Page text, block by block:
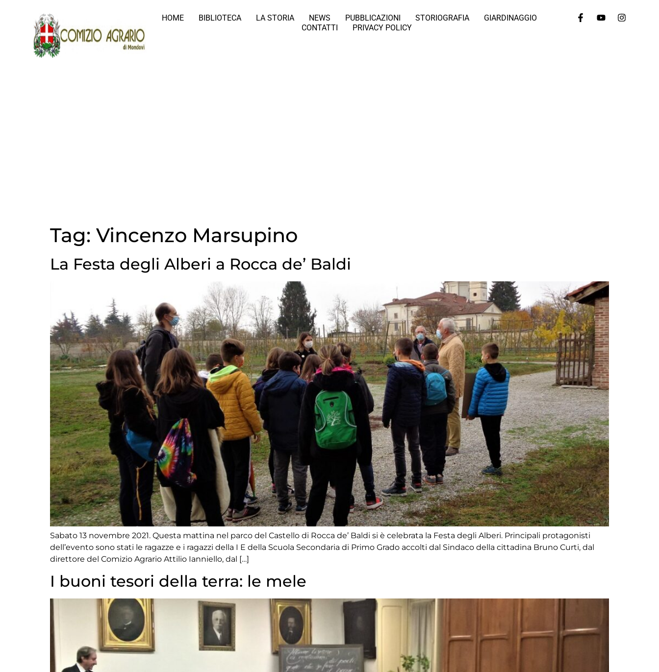
HOME BIBLIOTECA LA STORIA NEWS PUBBLICAZIONI STORIOGRAFIA
GIARDINAGGIO
CONTATTI
PRIVACY POLICY
Tag: Vincenzo Marsupino
La Festa degli Alberi a Rocca de’ Baldi
Sabato 13 novembre 2021. Questa mattina nel parco del Castello di Rocca de’ Baldi si è celebrata la Festa degli Alberi. Principali protagonisti
dell’evento sono stati le ragazze e i ragazzi della I E della Scuola Secondaria di Primo Grado accolti dal Sindaco della cittadina Bruno Curti, dal
direttore del Comizio Agrario Attilio Ianniello, dal […]
I buoni tesori della terra: le mele